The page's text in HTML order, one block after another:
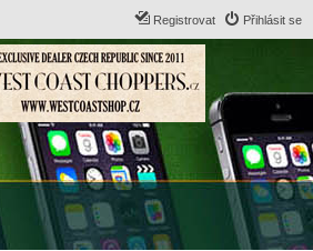
Přihlásit se
Registrovat